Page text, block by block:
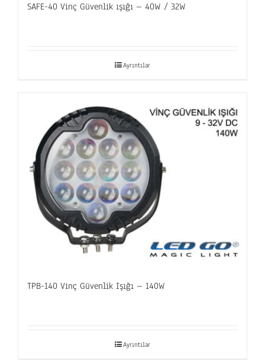
SAFE-40 Vinç Güvenlik ışığı – 40W / 32W
Ayrıntılar
TPB-140 Vinç Güvenlik Işığı – 140W
Ayrıntılar